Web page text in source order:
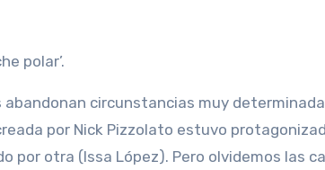
polar’.
circunstancias muy
por Nick Pizzolato estuvo
por otra (Issa López). Pero olvidemos las